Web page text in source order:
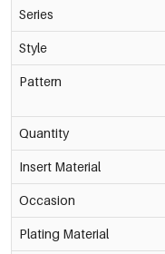
Series
Style
Pattern
Quantity
Insert Material
Occasion
Plating Material